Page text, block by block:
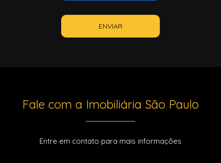
ENVIAR
Fale com a Imobiliária São Paulo
Entre em contato para mais informações